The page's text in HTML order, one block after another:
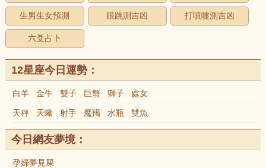
生男生女預測 眼跳測吉凶 打噴嚏測吉凶
六爻占卜
12星座今日運勢：
白羊 金牛 雙子 巨蟹 獅子 處女
天秤 天蠍 射手 魔羯 水瓶 雙魚
今日網友夢境：
孕婦夢見屎